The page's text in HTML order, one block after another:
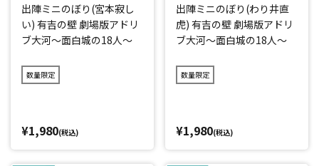
出陣ミニのぼり(宮本寂し
い) 有吉の壁 劇場版アドリ
ブ大河～面白城の18人～
数量限定
¥1,980(税込)
出陣ミニのぼり(わり井直
虎) 有吉の壁 劇場版アドリ
ブ大河～面白城の18人～
数量限定
¥1,980(税込)